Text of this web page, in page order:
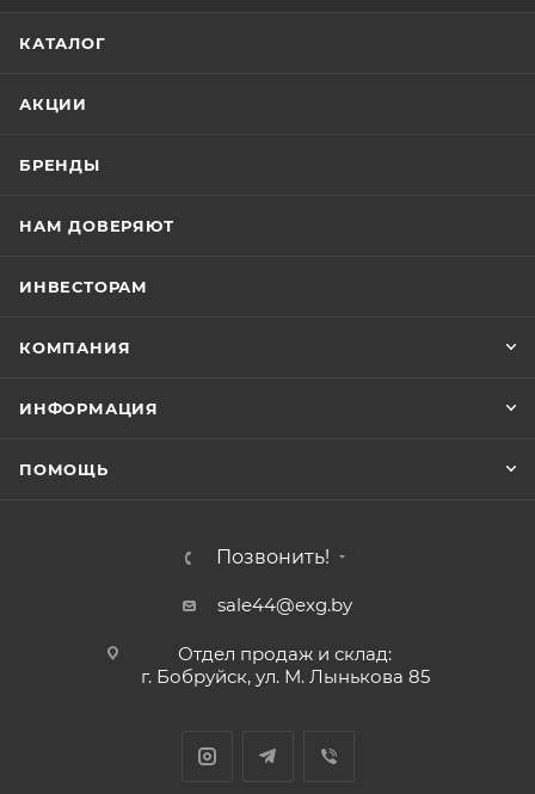
КАТАЛОГ
АКЦИИ
БРЕНДЫ
НАМ ДОВЕРЯЮТ
ИНВЕСТОРАМ
КОМПАНИЯ
ИНФОРМАЦИЯ
ПОМОЩЬ
Позвонить!
sale44@exg.by
Отдел продаж и склад:
г. Бобруйск, ул. М. Лынькова 85